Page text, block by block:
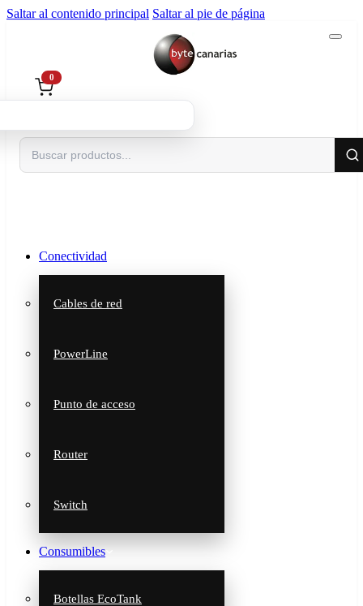
Saltar al contenido principal Saltar al pie de página
Buscar
0
Conectividad
Cables de red
PowerLine
Punto de acceso
Router
Switch
Consumibles
Botellas EcoTank